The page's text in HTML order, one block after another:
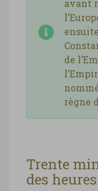
avant
de
règne
Trente
des heures